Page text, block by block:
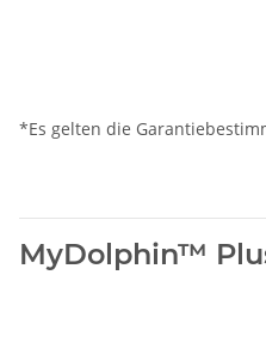
*Es gelten die
MyDolphin™